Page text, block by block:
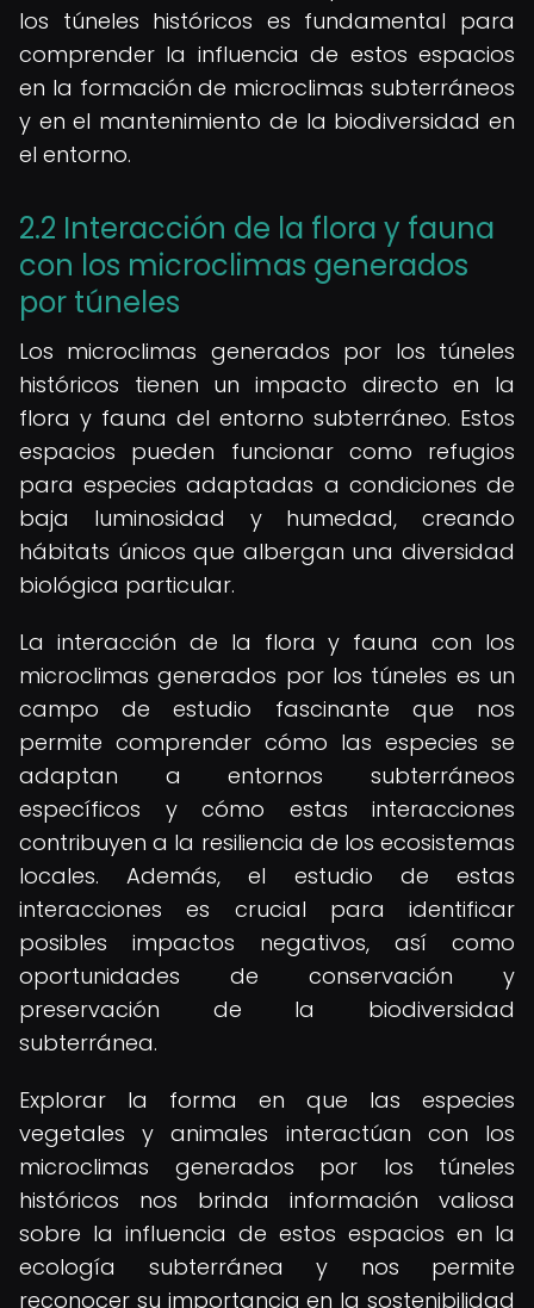
los túneles históricos es fundamental para
comprender la influencia de estos espacios
en la formación de microclimas subterráneos
y en el mantenimiento de la biodiversidad en
el entorno.
2.2 Interacción de la flora y fauna
con los microclimas generados
por túneles
Los microclimas generados por los túneles
históricos tienen un impacto directo en la
flora y fauna del entorno subterráneo. Estos
espacios pueden funcionar como refugios
para especies adaptadas a condiciones de
baja luminosidad y humedad, creando
hábitats únicos que albergan una diversidad
biológica particular.
La interacción de la flora y fauna con los
microclimas generados por los túneles es un
campo de estudio fascinante que nos
permite comprender cómo las especies se
adaptan a entornos subterráneos
específicos y cómo estas interacciones
contribuyen a la resiliencia de los ecosistemas
locales. Además, el estudio de estas
interacciones es crucial para identificar
posibles impactos negativos, así como
oportunidades de conservación y
preservación de la biodiversidad
subterránea.
Explorar la forma en que las especies
vegetales y animales interactúan con los
microclimas generados por los túneles
históricos nos brinda información valiosa
sobre la influencia de estos espacios en la
ecología subterránea y nos permite
reconocer su importancia en la sostenibilidad